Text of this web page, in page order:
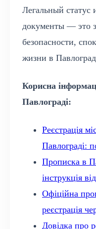
Легальный статус
документы — это
безопасности,
жизни в
Корисна
Павлограді:
Реєстрація
Павлограді:
Прописка в
інструкція
Офіційна
реєстрація
Довідка про